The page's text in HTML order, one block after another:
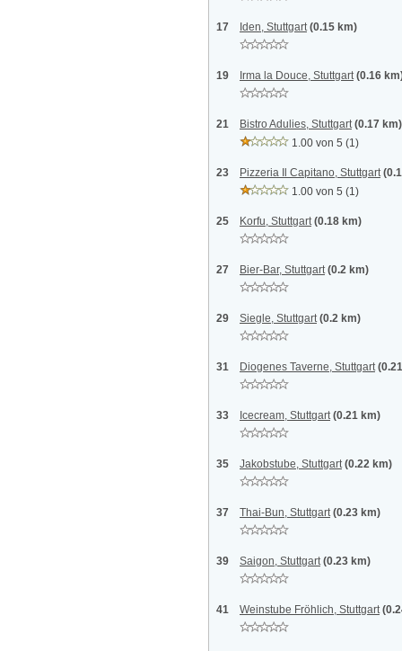
17 Iden, Stuttgart (0.15 km)
19 Irma la Douce, Stuttgart (0.16
21 Bistro Adulies, Stuttgart (0.17 km)
1.00 von 5 (1)
23 Pizzeria Il Capitano, Stuttgart
1.00 von 5 (1)
25 Korfu, Stuttgart (0.18 km)
27 Bier-Bar, Stuttgart (0.2 km)
29 Siegle, Stuttgart (0.2 km)
31 Diogenes Taverne, Stuttgart
33 Icecream, Stuttgart (0.21 km)
35 Jakobstube, Stuttgart (0.22 km)
37 Thai-Bun, Stuttgart (0.23 km)
39 Saigon, Stuttgart (0.23 km)
41 Weinstube Fröhlich, Stuttgart